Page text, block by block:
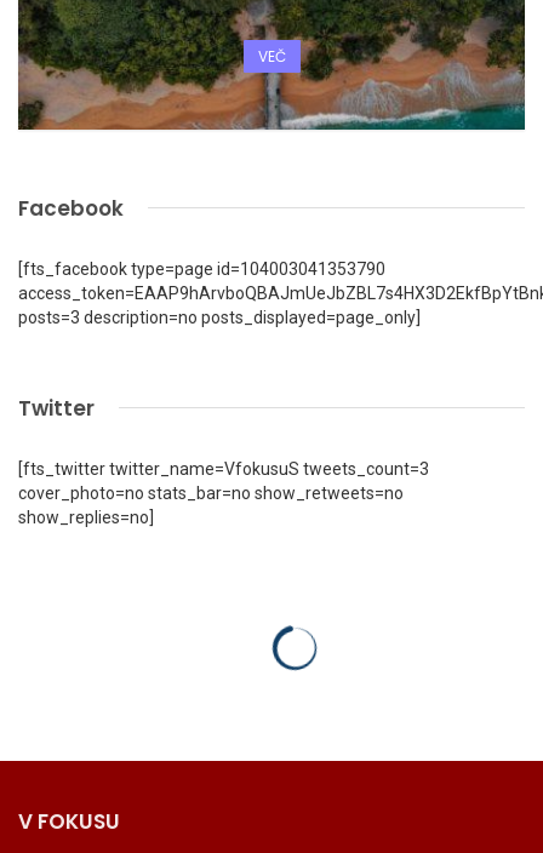
VEČ
Facebook
[fts_facebook type=page id=104003041353790
posts=3 description=no posts_displayed=page_only]
Twitter
[fts_twitter twitter_name=VfokusuS tweets_count=3
cover_photo=no stats_bar=no show_retweets=no
show_replies=no]
V FOKUSU